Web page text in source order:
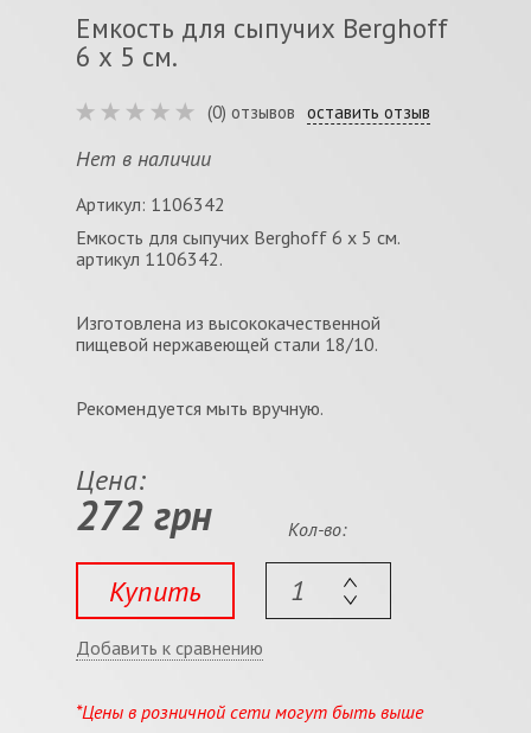
Емкость для сыпучих Berghoff
6 х 5 см.
(0) отзывов оставить отзыв
Нет в наличии
Артикул: 1106342
Емкость для сыпучих Berghoff 6 х 5 см.
артикул 1106342.
Изготовлена из высококачественной
пищевой нержавеющей стали 18/10.
Рекомендуется мыть вручную.
Цена:
272 грн
Купить
Кол-во:
Добавить к сравнению
*Цены в розничной сети могут быть выше